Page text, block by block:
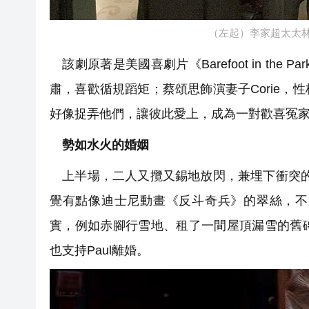
（左起）李家超太
該劇原著是美國喜劇片《Barefoot in the
肅，喜歡循規蹈矩；蔡頌思飾演妻子Corie，
好像捉弄他們，讓彼此愛上，成為一對歡喜冤
勢如水火的婚姻
上半場，二人又攬又錫地放閃，兼埋下衝突
覺有點像迪士尼動畫《反斗奇兵》的翠絲，
實，例如赤腳行雪地、租了一間屋頂漏雪的
也支持Paul離婚。